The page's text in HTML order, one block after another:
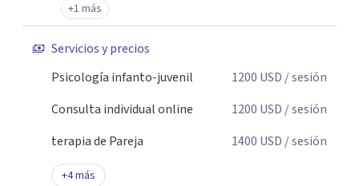
+1 más
Servicios y precios
Psicología infanto-juvenil
1200 USD / sesión
Consulta individual online
1200 USD / sesión
terapia de Pareja
1400 USD / sesión
+4más